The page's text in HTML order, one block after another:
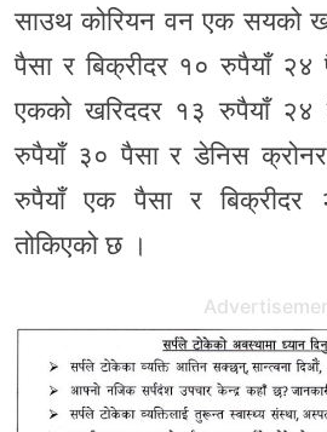
साउथ कोरियन वन एक सयको
पैसा र बिक्रीदर १० रुपैयाँ २४
एकको खरिददर १३ रुपैयाँ २४
रुपैयाँ ३० पैसा र डेनिस
रुपैयाँ एक पैसा र
तोकिएको छ ।